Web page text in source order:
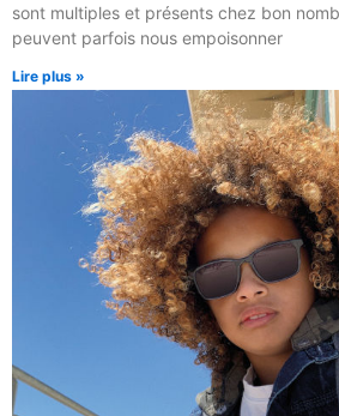
sont multiples et présents chez bon
peuvent parfois nous empoisonner
Lire plus »